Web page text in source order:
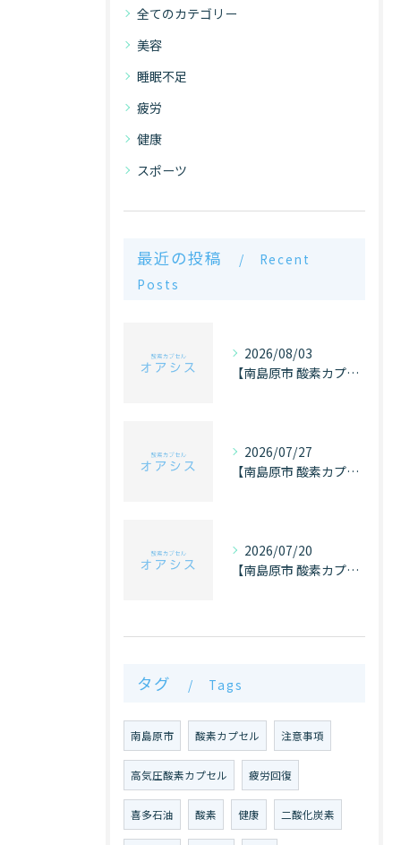
全てのカテゴリー
美容
睡眠不足
疲労
健康
スポーツ
最近の投稿
Recent
Posts
2026/08/03
【南島原市 酸素カプセル オアシス】ケガと酸素
2026/07/27
【南島原市 酸素カプセル オアシス】目の疲れ
2026/07/20
【南島原市 酸素カプセル オアシス】飲酒と酸素
タグ Tags
南島原市 酸素カプセル 注意事項
高気圧酸素カプセル 疲労回復
喜多石油 酸素 健康 二酸化炭素